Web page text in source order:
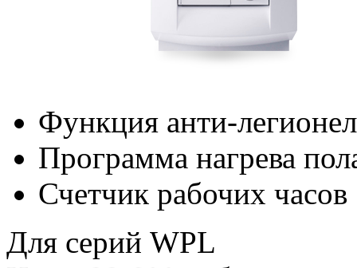
Функция анти-
Программа нагрева
Счетчик рабочих часов
Для серий WPL